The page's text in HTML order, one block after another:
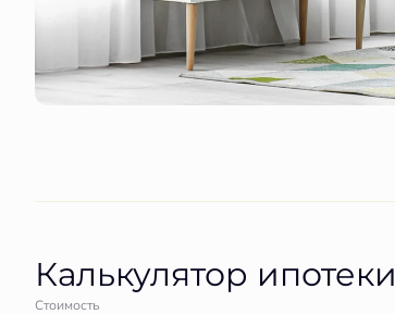
Калькулятор ипотеки
Стоимость